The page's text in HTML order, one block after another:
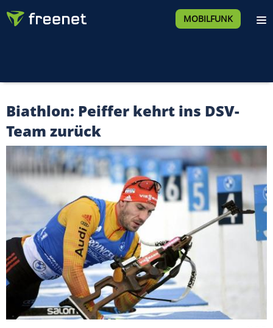
MOBILFUNK
Biathlon: Peiffer kehrt ins DSV-
Team zurück